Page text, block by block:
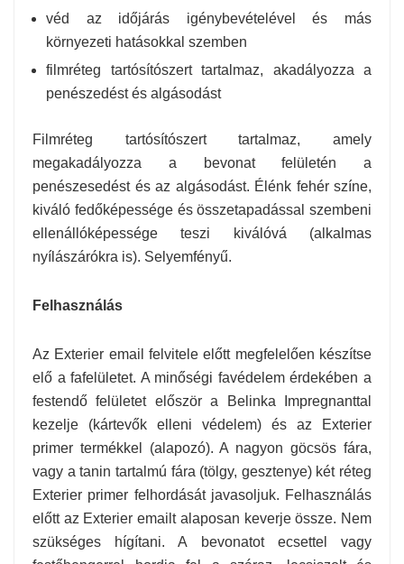
véd az időjárás igénybevételével és más
környezeti hatásokkal szemben
filmréteg tartósítószert tartalmaz, akadályozza a
penészedést és algásodást
Filmréteg tartósítószert tartalmaz, amely
megakadályozza a bevonat felületén a
penészesedést és az algásodást. Élénk fehér színe,
kiváló fedőképessége és összetapadással szembeni
ellenállóképessége teszi kiválóvá (alkalmas
nyílászárókra is). Selyemfényű.
Felhasználás
Az Exterier email felvitele előtt megfelelően készítse
elő a fafelületet. A minőségi favédelem érdekében a
festendő felületet először a Belinka Impregnanttal
kezelje (kártevők elleni védelem) és az Exterier
primer termékkel (alapozó). A nagyon göcsös fára,
vagy a tanin tartalmú fára (tölgy, gesztenye) két réteg
Exterier primer felhordását javasoljuk. Felhasználás
előtt az Exterier emailt alaposan keverje össze. Nem
szükséges hígítani. A bevonatot ecsettel vagy